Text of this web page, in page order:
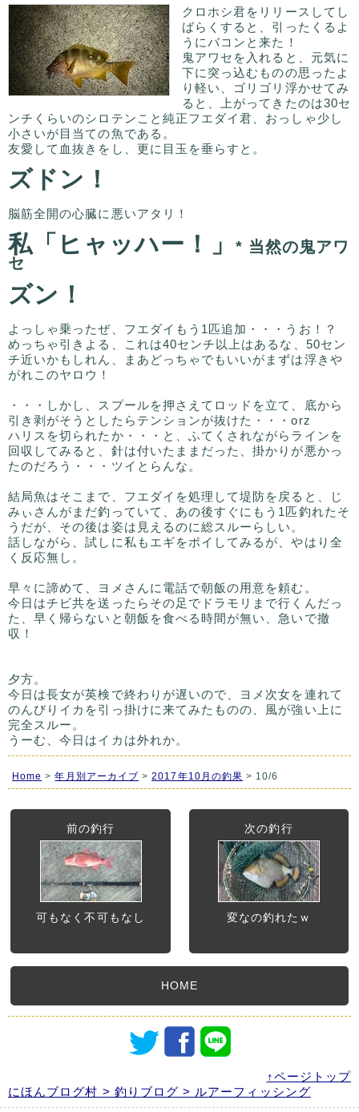
クロホシ君をリリースしてし
ばらくすると、引ったくるよ
うにバコンと来た！
鬼アワセを入れると、元気に
下に突っ込むものの思ったよ
り軽い、ゴリゴリ浮かせてみ
ると、上がってきたのは30セ
ンチくらいのシロテンこと純正フエダイ君、おっしゃ少し
小さいが目当ての魚である。
友愛して血抜きをし、更に目玉を垂らすと。
ズドン！
脳筋全開の心臓に悪いアタリ！
私「ヒャッハー！」
* 当然の鬼アワ
セ
ズン！
よっしゃ乗ったぜ、フエダイもう1匹追加・・・うお！？
めっちゃ引きよる、これは40センチ以上はあるな、50セン
チ近いかもしれん、まあどっちゃでもいいがまずは浮きや
がれこのヤロウ！
・・・しかし、スプールを押さえてロッドを立て、底から
引き剥がそうとしたらテンションが抜けた・・・orz
ハリスを切られたか・・・と、ふてくされながらラインを
回収してみると、針は付いたままだった、掛かりが悪かっ
たのだろう・・・ツイとらんな。
結局魚はそこまで、フエダイを処理して堤防を戻ると、じ
みぃさんがまだ釣っていて、あの後すぐにもう1匹釣れたそ
うだが、その後は姿は見えるのに総スルーらしい。
話しながら、試しに私もエギをポイしてみるが、やはり全
く反応無し。
早々に諦めて、ヨメさんに電話で朝飯の用意を頼む。
今日はチビ共を送ったらその足でドラモリまで行くんだっ
た、早く帰らないと朝飯を食べる時間が無い、急いで撤
収！
夕方。
今日は長女が英検で終わりが遅いので、ヨメ次女を連れて
のんびりイカを引っ掛けに来てみたものの、風が強い上に
完全スルー。
うーむ、今日はイカは外れか。
Home >年月別アーカイブ >2017年10月の釣果 > 10/6
前の釣行
可もなく不可もなし
次の釣行
変なの釣れたｗ
HOME
↑ページトップ
にほんブログ村 > 釣りブログ > ルアーフィッシング